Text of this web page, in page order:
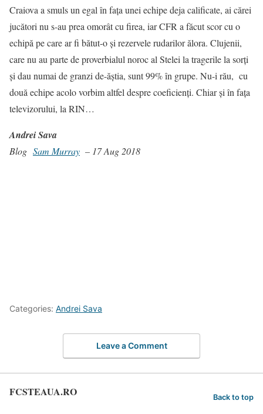
Craiova a smuls un egal în fața unei echipe deja calificate, ai cărei
jucători nu s-au prea omorât cu firea, iar CFR a făcut scor cu o
echipă pe care ar fi bătut-o și rezervele rudarilor ălora. Clujenii,
care nu au parte de proverbialul noroc al Stelei la tragerile la sorți
și dau numai de granzi de-ăștia, sunt 99% în grupe. Nu-i rău, cu
două echipe acolo vorbim altfel despre coeficienți. Chiar și în fața
televizorului, la RIN…
Andrei Sava
Blog Sam Murray – 17 Aug 2018
Categories: Andrei Sava
Leave a Comment
FCSTEAUA.RO Back to top